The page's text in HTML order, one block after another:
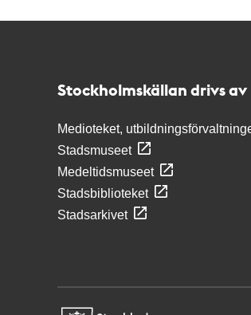
Stockholmskällan drivs av
Medioteket,
Stadsmuseet
Medeltidsmuseet
Stadsbiblioteket
Stadsarkivet